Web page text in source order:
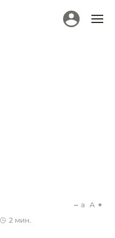
2 мин.
a A